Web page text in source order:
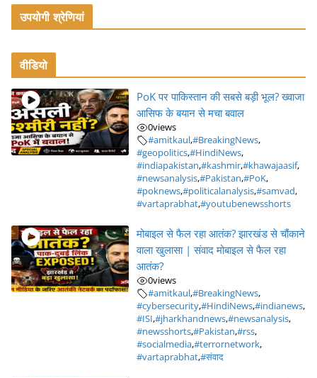
उपयोगी श्रेणियां
वीडियो
PoK पर पाकिस्तान की सबसे बड़ी भूल? ख्वाजा
आसिफ के बयान से मचा बवाल
0views
#amitkaul,#BreakingNews,
#geopolitics,#HindiNews,
#indiapakistan,#kashmir,#khawajaasif,
#newsanalysis,#Pakistan,#PoK,
#poknews,#politicalanalysis,#samvad,
#vartaprabhat,#youtubenewsshorts
मोबाइल से फैल रहा आतंक? झारखंड से चौंकाने
वाला खुलासा | संवाद मोबाइल से फैल रहा
आतंक?
0views
#amitkaul,#BreakingNews,
#cybersecurity,#HindiNews,#indianews,
#ISI,#jharkhandnews,#newsanalysis,
#newsshorts,#Pakistan,#rss,
#socialmedia,#terrornetwork,
#vartaprabhat,#संवाद